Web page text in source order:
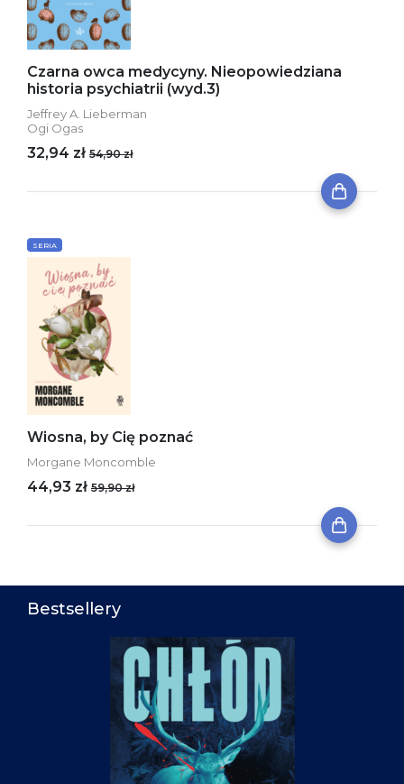
Czarna owca medycyny. Nieopowiedziana
historia psychiatrii (wyd.3)
Jeffrey A. Lieberman
Ogi Ogas
32,94 zł 54,90 zł
SERIA
Wiosna, by Cię poznać
Morgane Moncomble
44,93 zł 59,90 zł
Bestsellery